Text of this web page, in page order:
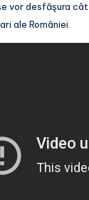
vor desfăşura cât
ale României.